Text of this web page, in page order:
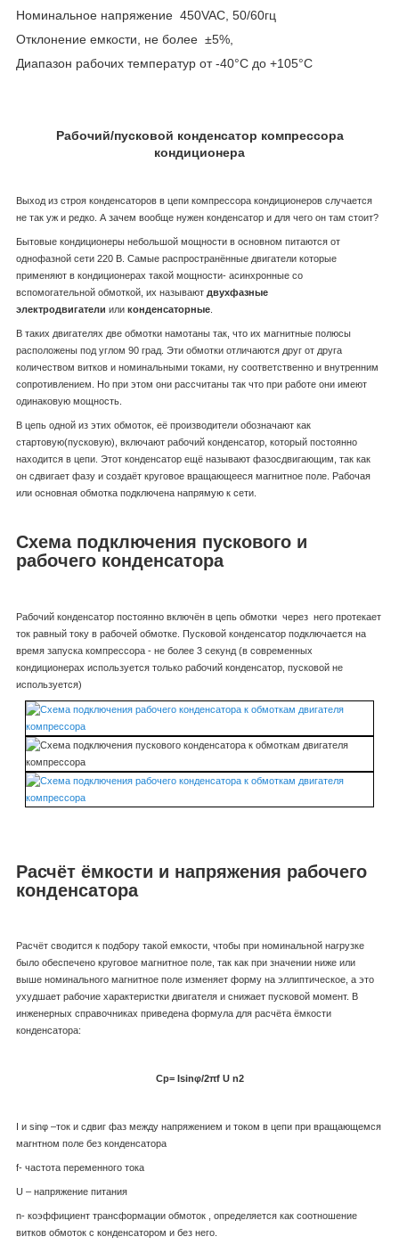
Номинальное напряжение 450VAC, 50/60гц
Отклонение емкости, не более ±5%,
Диапазон рабочих температур от -40°С до +105°С
Рабочий/пусковой конденсатор компрессора
кондиционера
Выход из строя конденсаторов в цепи компрессора кондиционеров случается
не так уж и редко. А зачем вообще нужен конденсатор и для чего он там стоит?
Бытовые кондиционеры небольшой мощности в основном питаются от
однофазной сети 220 В. Самые распространённые двигатели которые
применяют в кондиционерах такой мощности- асинхронные со
вспомогательной обмоткой, их называют двухфазные
электродвигатели или конденсаторные
В таких двигателях две обмотки намотаны так, что их магнитные полюсы
расположены под углом 90 град. Эти обмотки отличаются друг от друга
количеством витков и номинальными токами, ну соответственно и внутренним
сопротивлением. Но при этом они рассчитаны так что при работе они имеют
одинаковую мощность.
В цепь одной из этих обмоток, её производители обозначают как
стартовую(пусковую), включают рабочий конденсатор, который постоянно
находится в цепи. Этот конденсатор ещё называют фазосдвигающим, так как
он сдвигает фазу и создаёт круговое вращающееся магнитное поле. Рабочая
или основная обмотка подключена напрямую к сети.
Схема подключения пускового и
рабочего конденсатора
Рабочий конденсатор постоянно включён в цепь обмотки через него протекает
ток равный току в рабочей обмотке. Пусковой конденсатор подключается на
время запуска компрессора - не более 3 секунд (в современных
кондиционерах используется только рабочий конденсатор, пусковой не
используется)
Расчёт ёмкости и напряжения рабочего
конденсатора
Расчёт сводится к подбору такой емкости, чтобы при номинальной нагрузке
было обеспечено круговое магнитное поле, так как при значении ниже или
выше номинального магнитное поле изменяет форму на эллиптическое, а это
ухудшает рабочие характеристки двигателя и снижает пусковой момент. В
инженерных справочниках приведена формула для расчёта ёмкости
конденсатора:
Ср= Isinφ/2πf U n2
I и sinφ –ток и сдвиг фаз между напряжением и током в цепи при вращающемся
магнтном поле без конденсатора
f- частота переменного тока
U – напряжение питания
n- коэффициент трансформации обмоток , определяется как соотношение
витков обмоток с конденсатором и без него.